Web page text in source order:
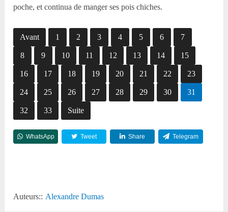
poche, et continua de manger ses pois chiches.
Avant 1 2 3 4 5 6 7
8 9 10 11 12 13 14 15
16 17 18 19 20 21 22 23
24 25 26 27 28 29 30 31
32 33 Suite
WhatsApp Tweet Share Telegram
Auteurs:: Alexandre Dumas